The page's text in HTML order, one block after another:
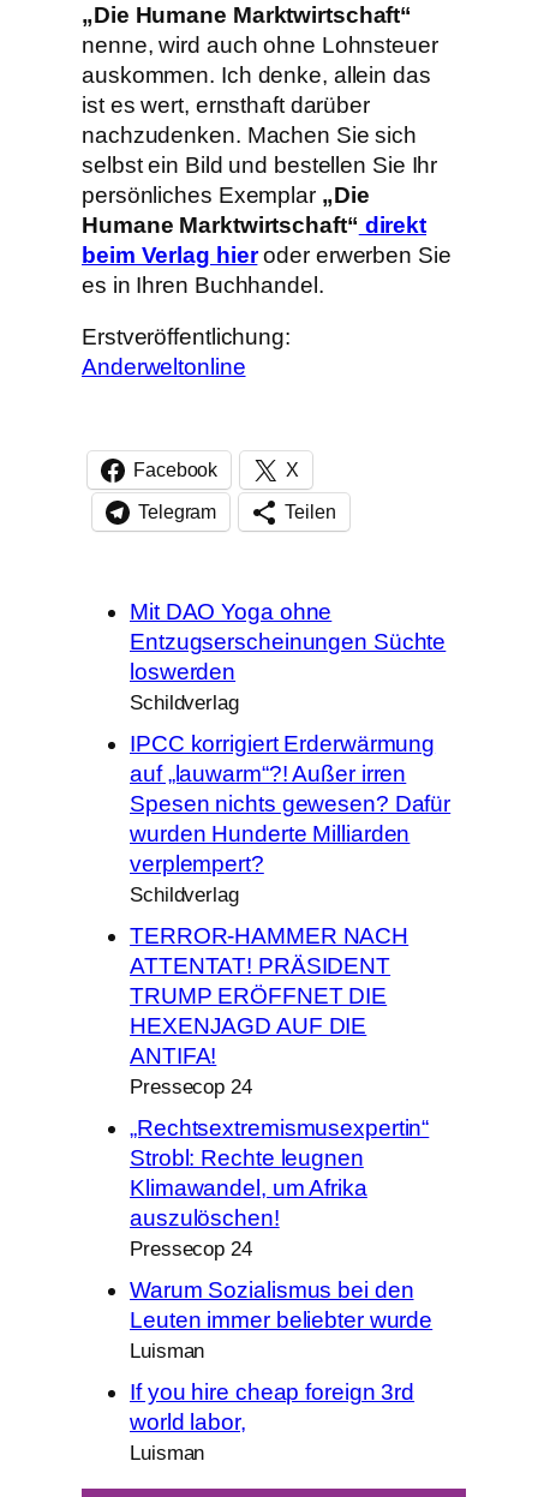
„Die Humane Marktwirtschaft“
nenne, wird auch ohne Lohnsteuer
auskommen. Ich denke, allein das
ist es wert, ernsthaft darüber
nachzudenken. Machen Sie sich
selbst ein Bild und bestellen Sie Ihr
persönliches Exemplar „Die
Humane Marktwirtschaft“ direkt
beim Verlag hier oder erwerben Sie
es in Ihren Buchhandel.
Erstveröffentlichung:
Anderweltonline
Facebook X
Telegram Teilen
Mit DAO Yoga ohne
Entzugserscheinungen Süchte
loswerden
Schildverlag
IPCC korrigiert Erderwärmung
auf „lauwarm“?! Außer irren
Spesen nichts gewesen? Dafür
wurden Hunderte Milliarden
verplempert?
Schildverlag
TERROR-HAMMER NACH
ATTENTAT! PRÄSIDENT
TRUMP ERÖFFNET DIE
HEXENJAGD AUF DIE
ANTIFA!
Pressecop 24
„Rechtsextremismusexpertin“
Strobl: Rechte leugnen
Klimawandel, um Afrika
auszulöschen!
Pressecop 24
Warum Sozialismus bei den
Leuten immer beliebter wurde
Luisman
If you hire cheap foreign 3rd
world labor,
Luisman